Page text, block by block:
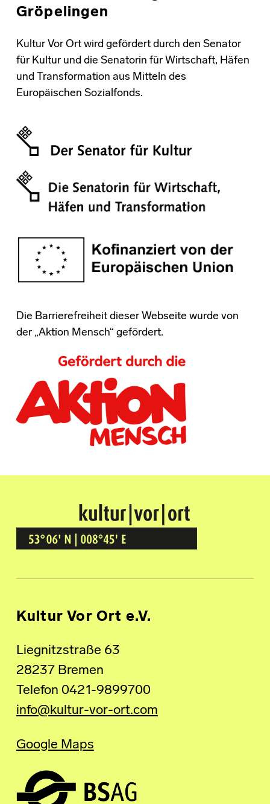
Gröpelingen
Kultur Vor Ort wird gefördert durch den Senator
für Kultur und die Senatorin für Wirtschaft, Häfen
und Transformation aus Mitteln des
Europäischen Sozialfonds.
Die Barrierefreiheit dieser Webseite wurde von
der „Aktion Mensch“ gefördert.
Kultur Vor Ort
BREMEN GRÖPELINGEN
Kultur Vor Ort e.V.
Liegnitzstraße 63
28237 Bremen
Telefon 0421-9899700
info@kultur-vor-ort.com
Google Maps